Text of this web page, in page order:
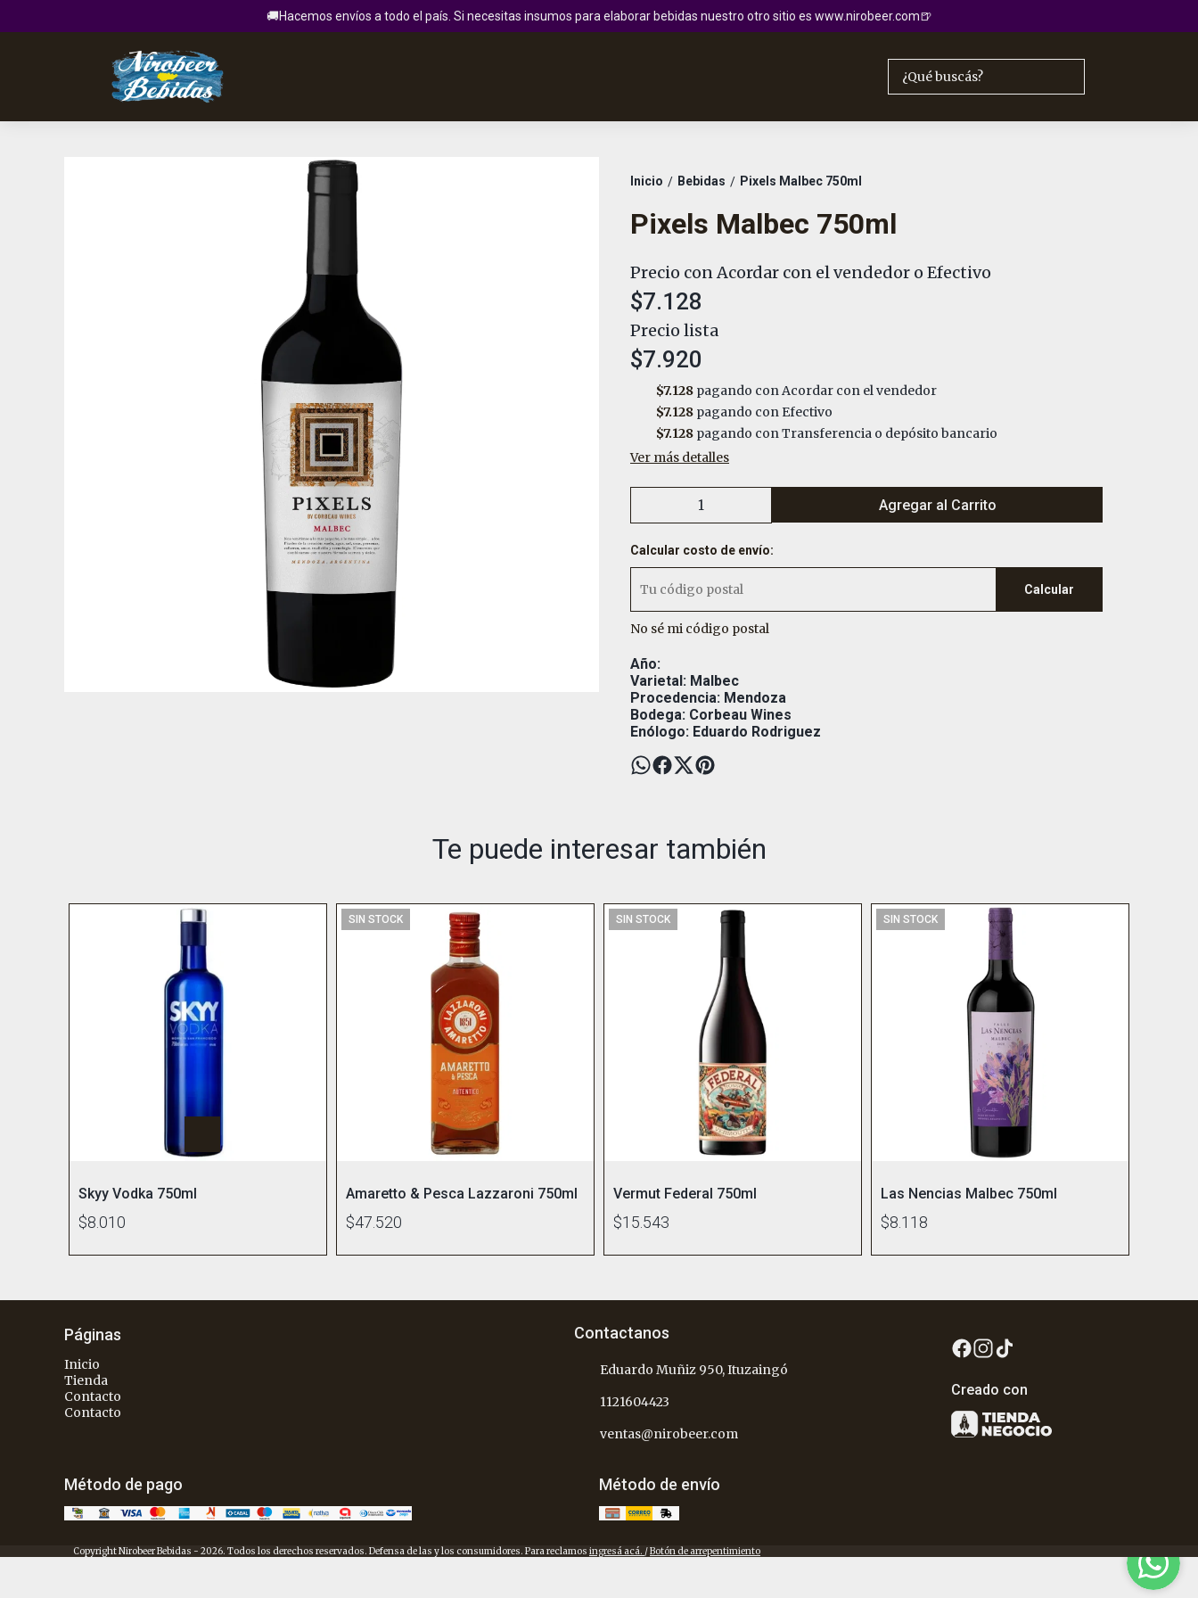
🚚Hacemos envíos a todo el país. Si necesitas insumos para elaborar bebidas nuestro otro sitio es www.nirobeer.com🍺
Inicio / Bebidas / Pixels Malbec 750ml
Pixels Malbec 750ml
Precio con Acordar con el vendedor o Efectivo
$7.128
Precio lista
$7.920
$7.128 pagando con Acordar con el vendedor
$7.128 pagando con Efectivo
$7.128 pagando con Transferencia o depósito bancario
Ver más detalles
Agregar al Carrito
Calcular costo de envío:
Calcular
No sé mi código postal
Año:
Varietal: Malbec
Procedencia: Mendoza
Bodega: Corbeau Wines
Enólogo: Eduardo Rodriguez
Te puede interesar también
Skyy Vodka 750ml
$8.010
SIN STOCK
Amaretto & Pesca Lazzaroni 750ml
$47.520
SIN STOCK
Vermut Federal 750ml
$15.543
SIN STOCK
Las Nencias Malbec 750ml
$8.118
Páginas
Inicio
Tienda
Contacto
Contacto
Contactanos
Eduardo Muñiz 950, Ituzaingó
1121604423
ventas@nirobeer.com
Creado con
Método de pago Método de envío
Copyright Nirobeer Bebidas - 2026. Todos los derechos reservados. Defensa de las y los consumidores. Para reclamos ingresá acá. /Botón de arrepentimiento